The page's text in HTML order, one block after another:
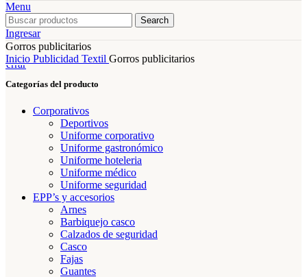
Menu
Search
Ingresar
Gorros publicitarios
Inicio Publicidad Textil Gorros publicitarios
Categorías del producto
Corporativos
Deportivos
Uniforme corporativo
Uniforme gastronómico
Uniforme hoteleria
Uniforme médico
Uniforme seguridad
EPP’s y accesorios
Arnes
Barbiquejo casco
Calzados de seguridad
Casco
Fajas
Guantes